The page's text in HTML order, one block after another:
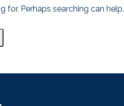
for. Perhaps searching can help.